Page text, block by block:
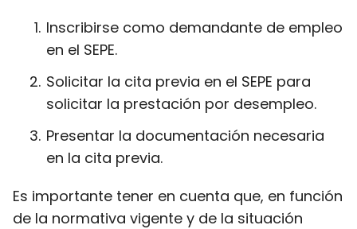
Inscribirse como demandante de empleo
en el SEPE.
Solicitar la cita previa en el SEPE para
solicitar la prestación por desempleo.
Presentar la documentación necesaria
en la cita previa.
Es importante tener en cuenta que, en función
de la normativa vigente y de la situación